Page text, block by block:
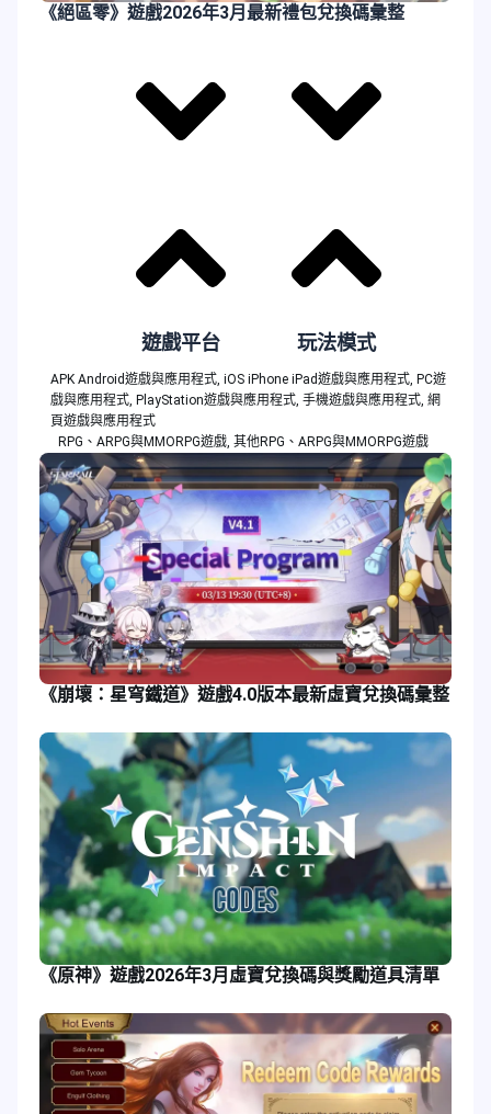
《絕區零》遊戲2026年3月最新禮包兌換碼彙整
遊戲平台 玩法模式
APK Android遊戲與應用程式,iOS iPhone iPad遊戲與應用程式, PC遊
戲與應用程式, PlayStation遊戲與應用程式,手機遊戲與應用程式,網
頁遊戲與應用程式
RPG、ARPG與MMORPG遊戲, 其他RPG、ARPG與MMORPG遊戲
《崩壞：星穹鐵道》遊戲4.0版本最新虛寶兌換碼彙整
《原神》遊戲2026年3月虛寶兌換碼與獎勵道具清單